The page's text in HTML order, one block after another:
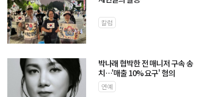
칼럼
박나래 협박한 전 매니저 구속 송
치…'매출 10% 요구' 혐의
연예